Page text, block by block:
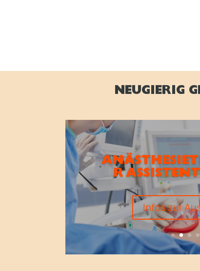
NEUGIERIG
R
Infos zur